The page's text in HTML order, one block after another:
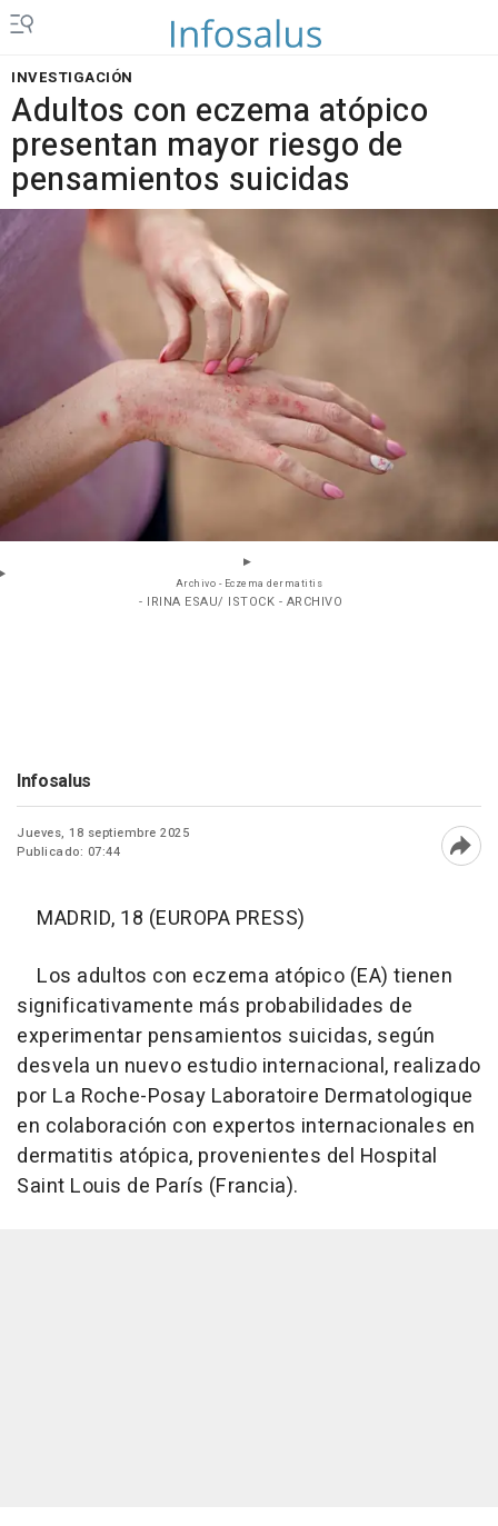
INVESTIGACIÓN
Adultos con eczema atópico
presentan mayor riesgo de
pensamientos suicidas
Archivo - Eczema dermatitis
- IRINA ESAU/ ISTOCK - ARCHIVO
Infosalus
Jueves, 18 septiembre 2025
Publicado: 07:44
MADRID, 18 (EUROPA PRESS)
Los adultos con eczema atópico (EA) tienen
significativamente más probabilidades de
experimentar pensamientos suicidas, según
desvela un nuevo estudio internacional, realizado
por La Roche-Posay Laboratoire Dermatologique
en colaboración con expertos internacionales en
dermatitis atópica, provenientes del Hospital
Saint Louis de París (Francia).